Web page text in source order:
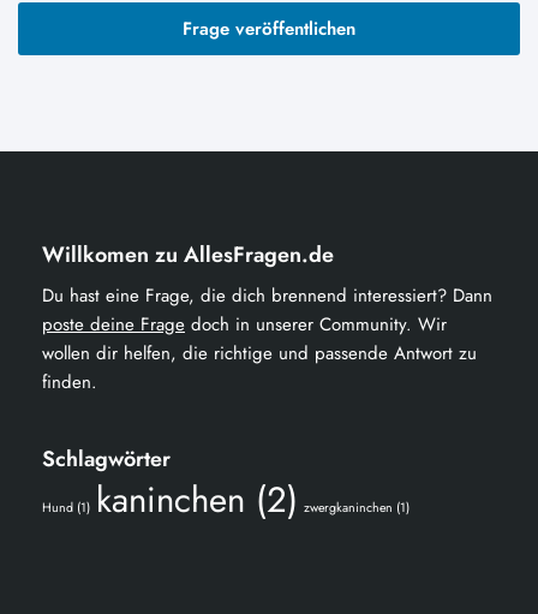
Frage veröffentlichen
Willkomen zu AllesFragen.de
Du hast eine Frage, die dich brennend interessiert? Dann
poste deine Frage doch in unserer Community. Wir
wollen dir helfen, die richtige und passende Antwort zu
finden.
Schlagwörter
Hund (1) kaninchen (2) zwergkaninchen (1)